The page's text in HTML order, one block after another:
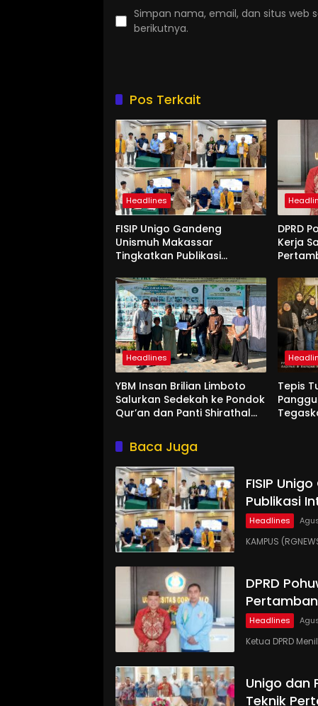
Simpan nama, email, dan situs web
berikutnya.
Pos Terkait
Headlines
FISIP Unigo Gandeng
Unismuh Makassar
Tingkatkan Publikasi
DPRD
Kerja
Headlines
YBM Insan Brilian Limboto
Salurkan Sedekah ke Pondok
Qur’an dan Panti Shirathal
Tepis
Baca Juga
FISIP
Publikasi
Headlines
KAMPUS
DPRD
Headlines
Ketua DPRD
Unigo dan
Teknik